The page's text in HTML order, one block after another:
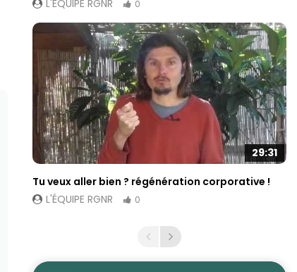
L'ÉQUIPE RGNR
0
29:31
Tu veux aller bien ? régénération corporative !
L'ÉQUIPE RGNR
0